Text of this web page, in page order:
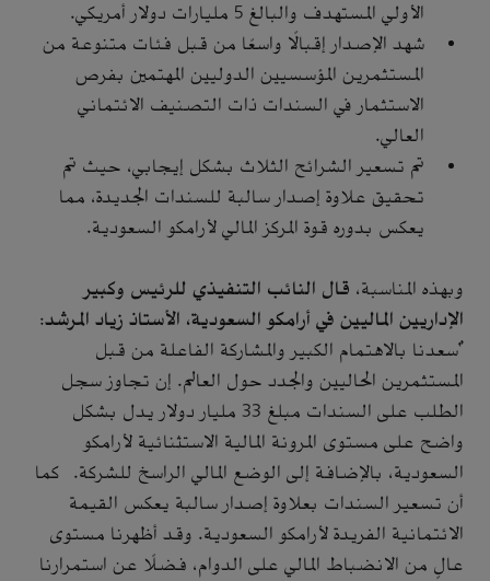
الأولي المستهدف والبالغ 5 مليارات دولار أمريكي.
شهد الإصدار إقبالًا واسعًا من قبل فئات متنوعة من
المستثمرين المؤسسيين الدوليين المهتمين بفرص
الاستثمار في السندات ذات التصنيف الائتماني
العالي.
تم تسعير الشرائح الثلاث بشكل إيجابي، حيث تم
تحقيق علاوة إصدار سالبة للسندات الجديدة، مما
يعكس بدوره قوة المركز المالي لأرامكو السعودية.
وبهذه المناسبة، قال النائب التنفيذي للرئيس وكبير
الإداريين الماليين في أرامكو السعودية، الأستاذ زياد المرشد:
"سعدنا بالاهتمام الكبير والمشاركة الفاعلة من قبل
المستثمرين الحاليين والجدد حول العالم. إن تجاوز سجل
الطلب على السندات مبلغ 33 مليار دولار يدل بشكل
واضح على مستوى المرونة المالية الاستثنائية لأرامكو
السعودية، بالإضافة إلى الوضع المالي الراسخ للشركة. كما
أن تسعير السندات بعلاوة إصدار سالبة يعكس القيمة
الائتمانية الفريدة لأرامكو السعودية. وقد أظهرنا مستوى
عالٍ من الانضباط المالي على الدوام، فضلًا عن استمرارنا